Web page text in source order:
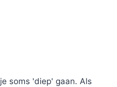
soms 'diep' gaan. Als